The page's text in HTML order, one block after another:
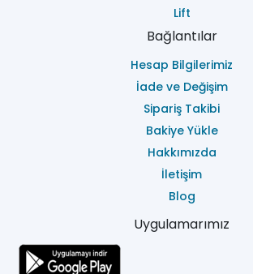
Lift
Bağlantılar
Hesap Bilgilerimiz
İade ve Değişim
Sipariş Takibi
Bakiye Yükle
Hakkımızda
İletişim
Blog
Uygulamarımız